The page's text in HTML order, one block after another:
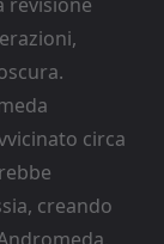
circa
creando